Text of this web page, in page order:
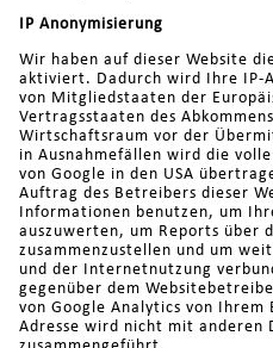
IP Anonymisierung
Wir haben auf dieser Website
aktiviert. Dadurch wird Ihre IP-
von Mitgliedstaaten der
Vertragsstaaten des
Wirtschaftsraum vor der
in Ausnahmefällen wird die
von Google in den USA
Auftrag des Betreibers dieser
Informationen benutzen, um
auszuwerten, um Reports über
zusammenzustellen und um
und der Internetnutzung
gegenüber dem
von Google Analytics von
Adresse wird nicht mit anderen